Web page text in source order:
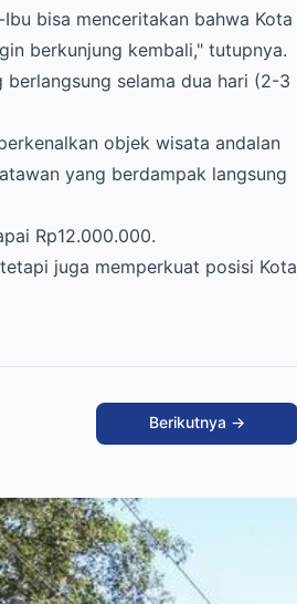
bisa menceritakan bahwa Kota
berkunjung kembali," tutupnya.
berlangsung selama dua hari (2-3
objek wisata andalan
yang berdampak langsung
Rp12.000.000.​
juga memperkuat posisi Kota
Berikutnya →